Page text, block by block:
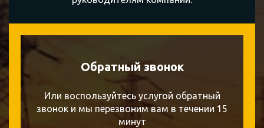
Обратный звонок
Или воспользуйтесь услугой обратный
звонок и мы перезвоним вам в течении 15
минут